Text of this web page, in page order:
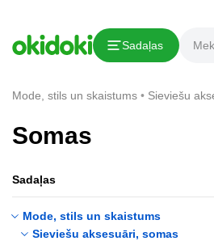
Sadaļas
Mode, stils un skaistums Sieviešu
Somas
Sadaļas
Mode, stils un skaistums
Sieviešu aksesuāri, somas